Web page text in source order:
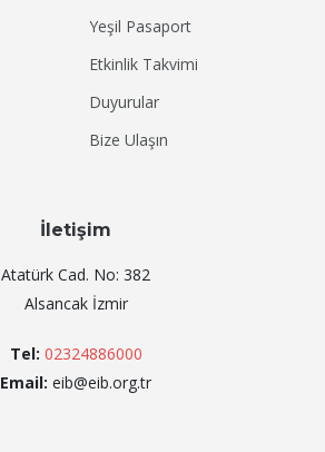
Yeşil Pasaport
Etkinlik Takvimi
Duyurular
Bize Ulaşın
İletişim
Atatürk Cad. No: 382
Alsancak İzmir
Tel: 02324886000
Email: eib@eib.org.tr